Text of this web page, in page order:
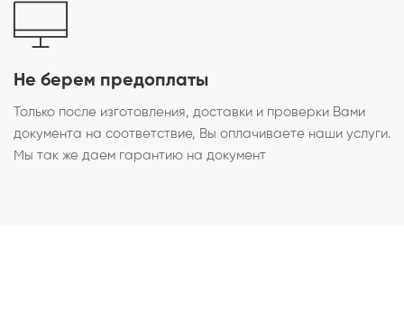
Не берем предоплаты
Только после изготовления, доставки и проверки Вами
документа на соответствие, Вы оплачиваете наши услуги.
Мы так же даем гарантию на документ